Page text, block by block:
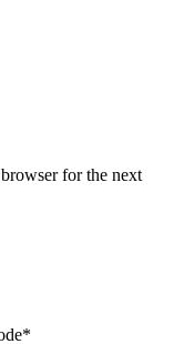
for the next
*